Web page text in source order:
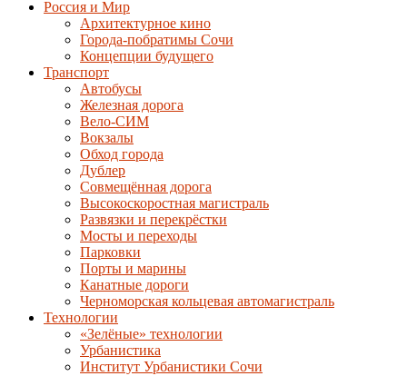
Россия и Мир
Архитектурное кино
Города-побратимы Сочи
Концепции будущего
Транспорт
Автобусы
Железная дорога
Вело-СИМ
Вокзалы
Обход города
Дублер
Совмещённая дорога
Высокоскоростная магистраль
Развязки и перекрёстки
Мосты и переходы
Парковки
Порты и марины
Канатные дороги
Черноморская кольцевая автомагистраль
Технологии
«Зелёные» технологии
Урбанистика
Институт Урбанистики Сочи